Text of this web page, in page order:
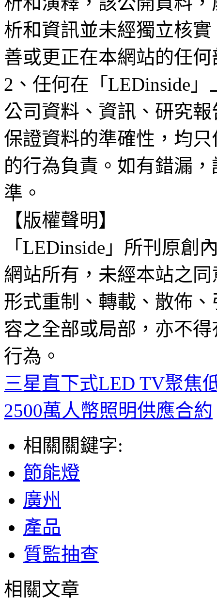
析和資訊並未經獨立核
善或更正在本網站的任
2、任何在「LEDinside
公司資料、資訊、研究
保證資料的準確性，均
的行為負責。如有錯漏
準。
【版權聲明】
「LEDinside」所刊原創
網站所有，未經本站之
形式重制、轉載、散佈
容之全部或局部，亦不
行為。
三星直下式LED TV聚焦
2500萬人幣照明供應合約
相關關鍵字:
節能燈
廣州
產品
質監抽查
相關文章